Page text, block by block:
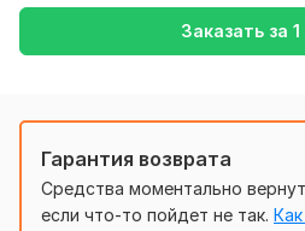
Заказать за
Гарантия возврата
Средства моментально
если что-то пойдет не так.